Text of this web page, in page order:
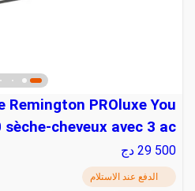
PROluxe You
cheveux avec 3 ac...
29 500 دج
الدفع عند الاستلام